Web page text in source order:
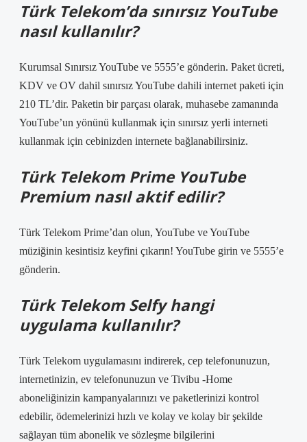
Türk Telekom’da sınırsız YouTube
nasıl kullanılır?
Kurumsal Sınırsız YouTube ve 5555’e gönderin. Paket ücreti,
KDV ve OV dahil sınırsız YouTube dahili internet paketi için
210 TL’dir. Paketin bir parçası olarak, muhasebe zamanında
YouTube’un yönünü kullanmak için sınırsız yerli interneti
kullanmak için cebinizden internete bağlanabilirsiniz.
Türk Telekom Prime YouTube
Premium nasıl aktif edilir?
Türk Telekom Prime’dan olun, YouTube ve YouTube
müziğinin kesintisiz keyfini çıkarın! YouTube girin ve 5555’e
gönderin.
Türk Telekom Selfy hangi
uygulama kullanılır?
Türk Telekom uygulamasını indirerek, cep telefonunuzun,
internetinizin, ev telefonunuzun ve Tivibu -Home
aboneliğinizin kampanyalarınızı ve paketlerinizi kontrol
edebilir, ödemelerinizi hızlı ve kolay ve kolay bir şekilde
sağlayan tüm abonelik ve sözleşme bilgilerini